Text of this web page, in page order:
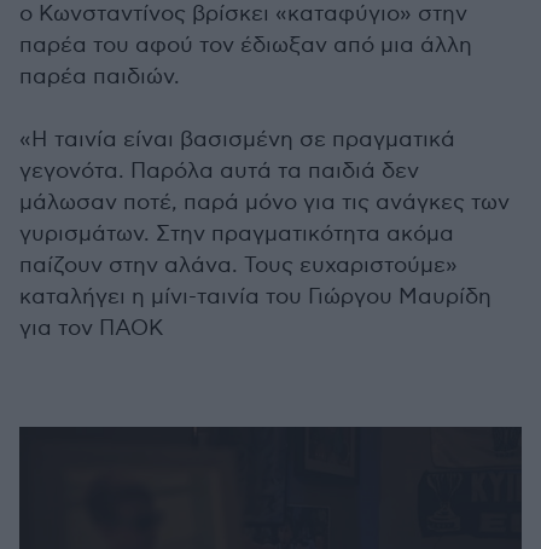
ο Κωνσταντίνος βρίσκει «καταφύγιο» στην
παρέα του αφού τον έδιωξαν από μια άλλη
παρέα παιδιών.
«Η ταινία είναι βασισμένη σε πραγματικά
γεγονότα. Παρόλα αυτά τα παιδιά δεν
μάλωσαν ποτέ, παρά μόνο για τις ανάγκες των
γυρισμάτων. Στην πραγματικότητα ακόμα
παίζουν στην αλάνα. Τους ευχαριστούμε»
καταλήγει η μίνι-ταινία του Γιώργου Μαυρίδη
για τον ΠΑΟΚ